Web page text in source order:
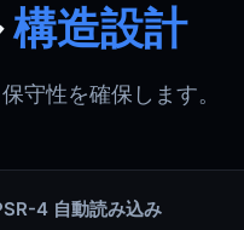
構造設計
守性を確保します。
4 自動読み込み